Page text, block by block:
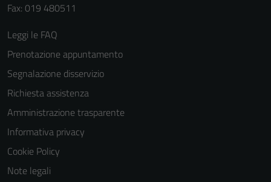
Fax: 019 480511
Leggi le FAQ
Prenotazione appuntamento
Segnalazione disservizio
Richiesta assistenza
Amministrazione trasparente
Informativa privacy
Cookie Policy
Note legali